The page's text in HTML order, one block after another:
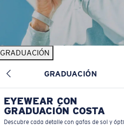
GRADUACIÓN
GRADUACIÓN
EYEWEAR CON
GRADUACIÓN COSTA
Descubre cada detalle con gafas de sol y